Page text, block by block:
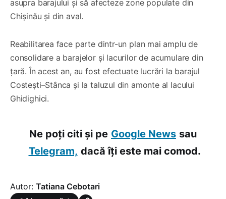
asupra barajului și să afecteze zone populate din
Chișinău și din aval.
Reabilitarea face parte dintr-un plan mai amplu de
consolidare a barajelor și lacurilor de acumulare din
țară. În acest an, au fost efectuate lucrări la barajul
Costești–Stânca și la taluzul din amonte al lacului
Ghidighici.
Ne poți citi și pe Google News sau
Telegram, dacă îți este mai comod.
Autor: Tatiana Cebotari